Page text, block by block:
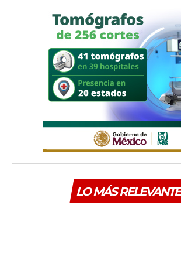
LO MÁS RELEVANTE